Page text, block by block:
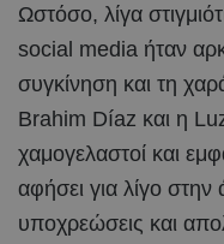
Ωστόσο, λίγα
social media ήταν
συγκίνηση και τη
Brahim Díaz και η
χαμογελαστοί και
αφήσει για λίγο στην
υποχρεώσεις και